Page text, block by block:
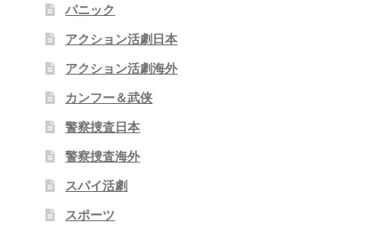
パニック
アクション活劇日本
アクション活劇海外
カンフー＆武侠
警察捜査日本
警察捜査海外
スパイ活劇
スポーツ